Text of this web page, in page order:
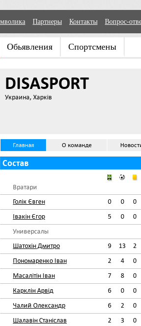
Партнеры Контакты Вопрос-
Обьявления Спортсмены
DISASPORT
Украина, Харків
Главная О команде
Состав
Вратари
Голік Євген
0 0 0
Івакін Єгор
5 0 0
Универсалы
Шатохін Дмитро
9 13 2
Пономаренко Іван
2 4 0
Масалітін Іван
7 8 0
Карклін Арвід
6 0 0
Чалий Олександр
6 2 0
Шалавін Станіслав
2 3 0